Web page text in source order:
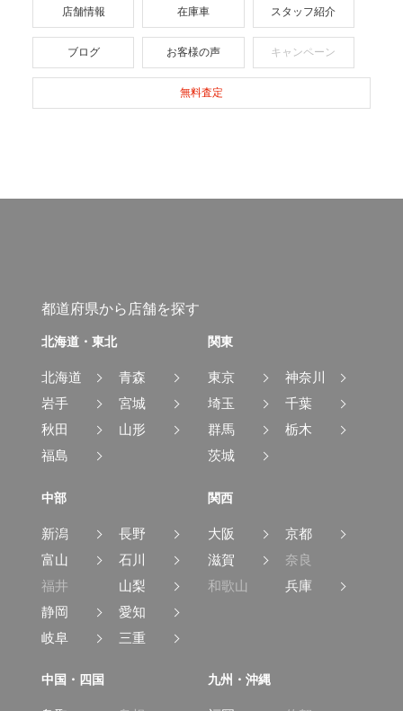
店舗情報 在庫車 スタッフ紹介
ブログ お客様の声 キャンペーン
無料査定
都道府県から店舗を探す
北海道・東北
北海道
青森
岩手
宮城
秋田
山形
福島
関東
東京
神奈川
埼玉
千葉
群馬
栃木
茨城
中部
新潟
長野
富山
石川
福井
山梨
静岡
愛知
岐阜
三重
関西
大阪
京都
滋賀
奈良
和歌山
兵庫
中国・四国 九州・沖縄